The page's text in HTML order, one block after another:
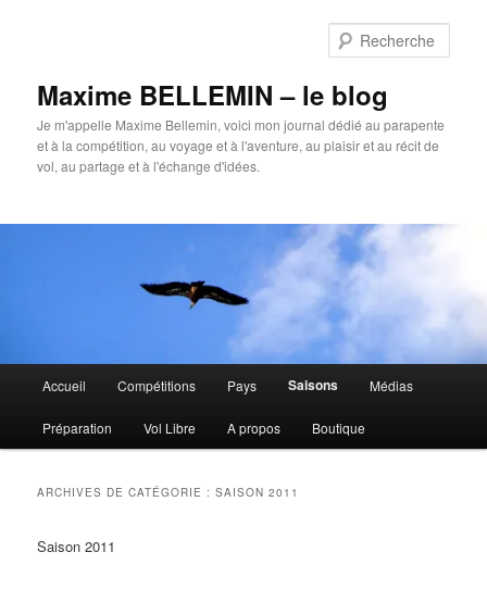
Maxime BELLEMIN – le blog
Je m'appelle Maxime Bellemin, voici mon journal dédié au parapente
et à la compétition, au voyage et à l'aventure, au plaisir et au récit de
vol, au partage et à l'échange d'idées.
principal
Accueil Compétitions Pays Saisons Médias
Préparation Vol Libre A propos Boutique
ARCHIVES DE CATÉGORIE :SAISON 2011
Saison 2011